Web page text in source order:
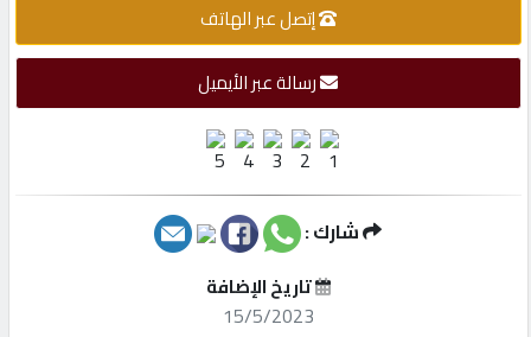
إتصل
إتصل عبر الهاتف
رسالة عبر الأيميل
شارك :
تاريخ الإضافة
15/5/2023